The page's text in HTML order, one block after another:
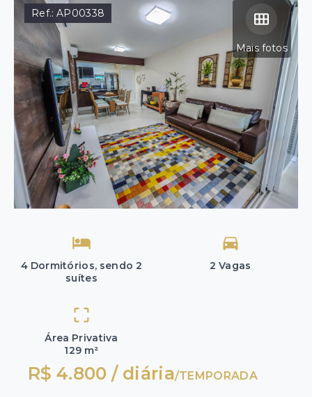
Mais fotos
Ref.:AP00338
4 Dormitórios, sendo 2
suítes
2 Vagas
Área Privativa
129 m²
R$ 4.800 / diária/TEMPORADA